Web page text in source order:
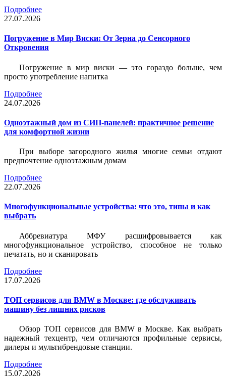
Подробнее
27.07.2026
Погружение в Мир Виски: От Зерна до Сенсорного
Откровения
Погружение в мир виски — это гораздо больше, чем
просто употребление напитка
Подробнее
24.07.2026
Одноэтажный дом из СИП-панелей: практичное решение
для комфортной жизни
При выборе загородного жилья многие семьи отдают
предпочтение одноэтажным домам
Подробнее
22.07.2026
Многофункциональные устройства: что это, типы и как
выбрать
Аббревиатура МФУ расшифровывается как
многофункциональное устройство, способное не только
печатать, но и сканировать
Подробнее
17.07.2026
ТОП сервисов для BMW в Москве: где обслуживать
машину без лишних рисков
Обзор ТОП сервисов для BMW в Москве. Как выбрать
надежный техцентр, чем отличаются профильные сервисы,
дилеры и мультибрендовые станции.
Подробнее
15.07.2026